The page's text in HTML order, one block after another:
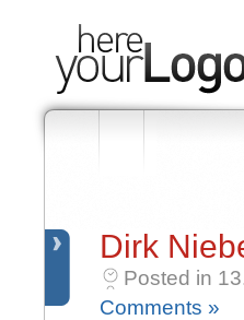
Dirk
Posted in
Comments »